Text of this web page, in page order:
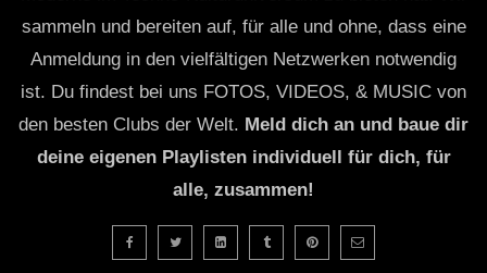
sammeln und bereiten auf, für alle und ohne, dass eine
Anmeldung in den vielfältigen Netzwerken notwendig
ist. Du findest bei uns FOTOS, VIDEOS, & MUSIC von
den besten Clubs der Welt. Meld dich an und baue dir
deine eigenen Playlisten individuell für dich, für
alle, zusammen!